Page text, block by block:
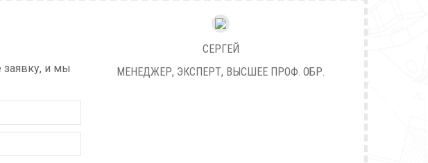
заявку, и мы
СЕРГЕЙ
МЕНЕДЖЕР, ЭКСПЕРТ, ВЫСШЕЕ ПРОФ. ОБР.